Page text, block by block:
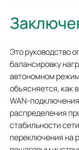
Это руководство
балансировку
автономном
объясняется, как
WAN-
распределения
стабильности
переключения на